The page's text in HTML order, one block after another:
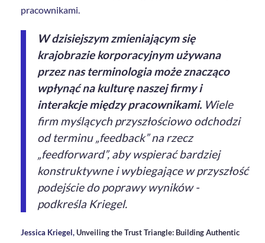
pracownikami.
W dzisiejszym zmieniającym się
krajobrazie korporacyjnym używana
przez nas terminologia może znacząco
wpłynąć na kulturę naszej firmy i
interakcje między pracownikami. Wiele
firm myślących przyszłościowo odchodzi
od terminu „feedback” na rzecz
„feedforward”, aby wspierać bardziej
konstruktywne i wybiegające w przyszłość
podejście do poprawy wyników -
podkreśla Kriegel.
Jessica Kriegel,Unveiling the Trust Triangle: Building Authentic